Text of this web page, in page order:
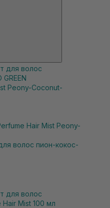
Hair Mist Peony-
волос пион-кокос-